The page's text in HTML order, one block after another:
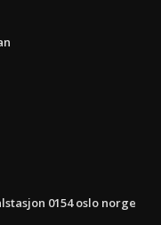
0154 oslo norge